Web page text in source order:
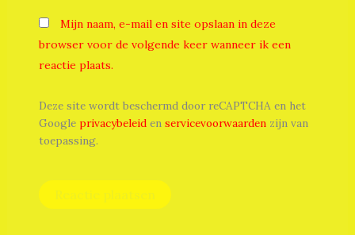
Mijn naam, e-mail en site opslaan in deze
browser voor de volgende keer wanneer ik een
reactie plaats.
Deze site wordt beschermd door reCAPTCHA en het
Google privacybeleiden servicevoorwaardenzijn van
toepassing.